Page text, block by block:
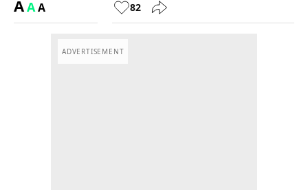
AAA
82
ADVERTISEMENT